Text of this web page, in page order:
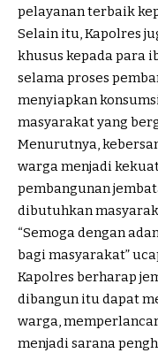
pelayanan terbaik
Selain itu, Kapolres
khusus kepada para
selama proses
menyiapkan
masyarakat yang
Menurutnya,
warga menjadi
pembangunan
dibutuhkan
“Semoga dengan
bagi masyarakat”
Kapolres berharap
dibangun itu dapat
warga,
menjadi sarana